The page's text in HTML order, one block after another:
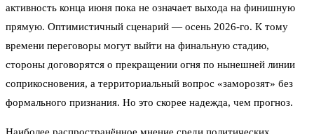
активность конца июня пока не означает выхода на финишную
прямую. Оптимистичный сценарий — осень 2026-го. К тому
времени переговоры могут выйти на финальную стадию,
стороны договорятся о прекращении огня по нынешней линии
соприкосновения, а территориальный вопрос «заморозят» без
формального признания. Но это скорее надежда, чем прогноз.